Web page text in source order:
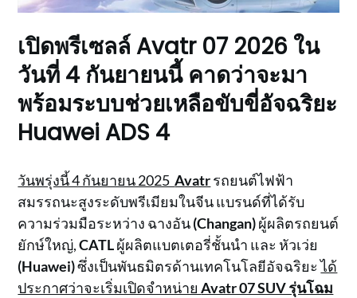
เปิดพรีเซลล์ Avatr 07 2026 ใน
วันที่ 4 กันยายนนี้ คาดว่าจะมา
พร้อมระบบช่วยเหลือขับขี่อัจฉริยะ
Huawei ADS 4
วันพรุ่งนี้ 4 กันยายน 2025Avatrรถยนต์ไฟฟ้า
สมรรถนะสูงระดับพรีเมียมในจีน แบรนด์ที่ได้รับ
ความร่วมมือระหว่าง ฉางอัน(Changan)ผู้ผลิตรถยนต์
ยักษ์ใหญ่,CATLผู้ผลิตแบตเตอรี่ชั้นนำ และ หัวเว่ย
(Huawei)ซึ่งเป็นพันธมิตรด้านเทคโนโลยีอัจฉริยะได้
ประกาศว่าจะเริ่มเปิดจำหน่ายAvatr 07 SUV รุ่นโฉม